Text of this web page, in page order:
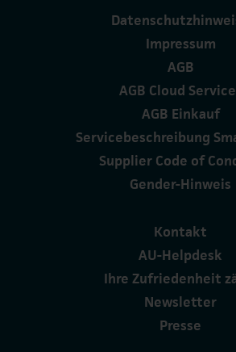
Impressum
AGB
AGB Cloud
AGB Einkauf
Servicebeschreibung
Supplier Code of
Gender-Hinweis
Kontakt
AU-Helpdesk
Ihre Zufriedenheit
Newsletter
Presse